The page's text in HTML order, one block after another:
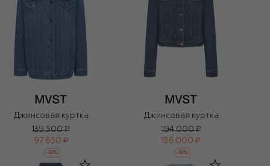
Джинсовая куртка
139 500 ₽
97 650 ₽
-30%
Джинсовая куртка
194 000 ₽
136 000 ₽
-30%